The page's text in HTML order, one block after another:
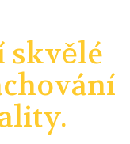
skvělé